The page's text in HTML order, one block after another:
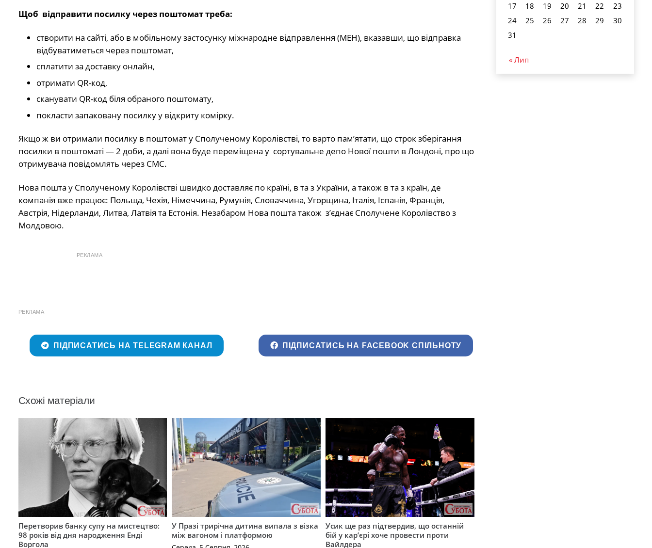
Щоб відправити посилку через поштомат треба:
створити на сайті, або в мобільному застосунку міжнародне відправлення (МЕН), вказавши, що відправка
відбуватиметься через поштомат,
сплатити за доставку онлайн,
отримати QR-код,
сканувати QR-код біля обраного поштомату,
покласти запаковану посилку у відкриту комірку.
Якщо ж ви отримали посилку в поштомат у Сполученому Королівстві, то варто пам’ятати, що строк зберігання
посилки в поштоматі — 2 доби, а далі вона буде переміщена у сортувальне депо Нової пошти в Лондоні, про що
отримувача повідомлять через СМС.
Нова пошта у Сполученому Королівстві швидко доставляє по країні, в та з України, а також в та з країн, де
компанія вже працює: Польща, Чехія, Німеччина, Румунія, Словаччина, Угорщина, Італія, Іспанія, Франція,
Австрія, Нідерланди, Литва, Латвія та Естонія. Незабаром Нова пошта також з’єднає Сполучене Королівство з
Молдовою.
РЕКЛАМА
РЕКЛАМА
ПІДПИСАТИСЬ НА TELEGRAM КАНАЛ ПІДПИСАТИСЬ НА FACEBOOK СПІЛЬНОТУ
Схожі матеріали
Перетворив банку супу на мистецтво:
98 років від дня народження Енді
Воргола
У Празі трирічна дитина випала з візка
між вагоном і платформою
Усик ще раз підтвердив, що останній
бій у кар’єрі хоче провести проти
Вайлдера
17
18 19 20 21 22
23
24
25 26 27 28 29
30
31
« Лип